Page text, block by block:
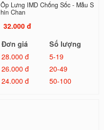
Ốp Lưng IMD Chống Sốc - Mẫu S
hin Chan
32.000 đ
Đơn giá
Số lượng
28.000 đ
5-19
26.000 đ
20-49
24.000 đ
50-100